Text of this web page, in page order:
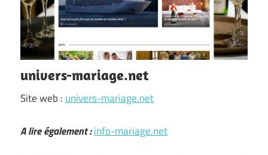
univers-mariage.net
Site web : univers-mariage.net
A lire également :info-mariage.net